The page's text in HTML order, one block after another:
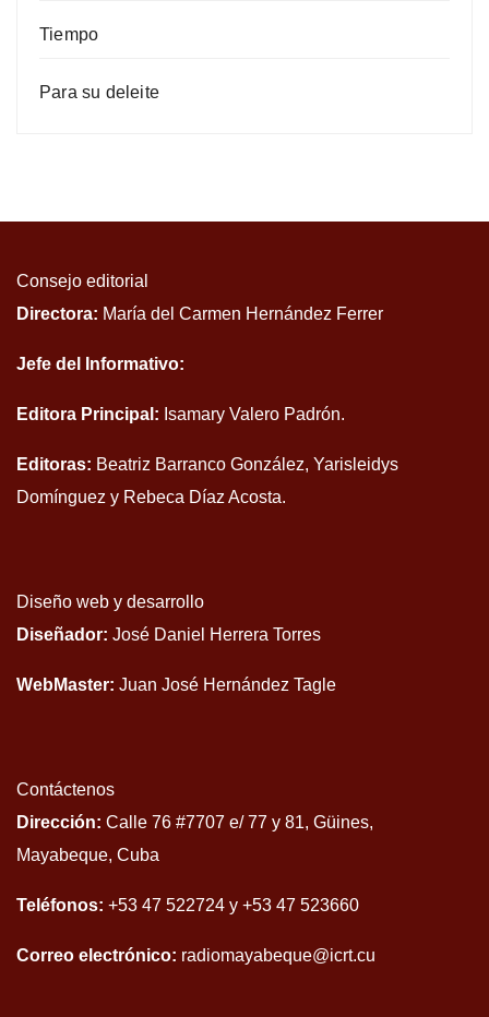
Tiempo
Para su deleite
Consejo editorial
Directora: María del Carmen Hernández Ferrer
Jefe del Informativo:
Editora Principal: Isamary Valero Padrón.
Editoras: Beatriz Barranco González, Yarisleidys
Domínguez y Rebeca Díaz Acosta.
Diseño web y desarrollo
Diseñador: José Daniel Herrera Torres
WebMaster: Juan José Hernández Tagle
Contáctenos
Dirección: Calle 76 #7707 e/ 77 y 81, Güines,
Mayabeque, Cuba
Teléfonos: +53 47 522724 y +53 47 523660
Correo electrónico: radiomayabeque@icrt.cu